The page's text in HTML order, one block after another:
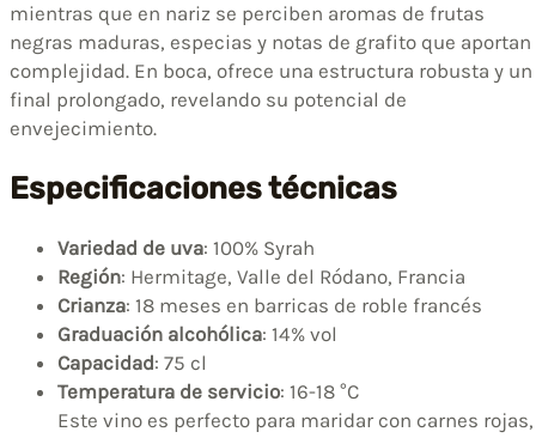
mientras que en nariz se perciben aromas de frutas
negras maduras, especias y notas de grafito que aportan
complejidad. En boca, ofrece una estructura robusta y un
final prolongado, revelando su potencial de
envejecimiento.
Especificaciones técnicas
Variedad de uva: 100% Syrah
Región: Hermitage, Valle del Ródano, Francia
Crianza: 18 meses en barricas de roble francés
Graduación alcohólica: 14% vol
Capacidad: 75 cl
Temperatura de servicio: 16-18 °C
Este vino es perfecto para maridar con carnes rojas,